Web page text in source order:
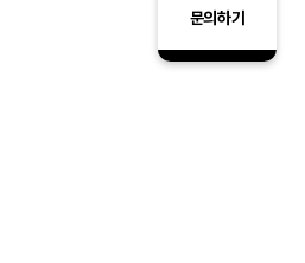
문의하기